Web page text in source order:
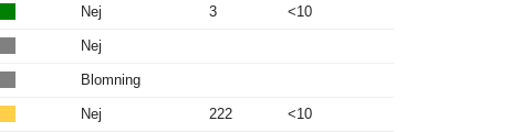
Nej 3 <10
Nej
Blomning
Nej 222 <10